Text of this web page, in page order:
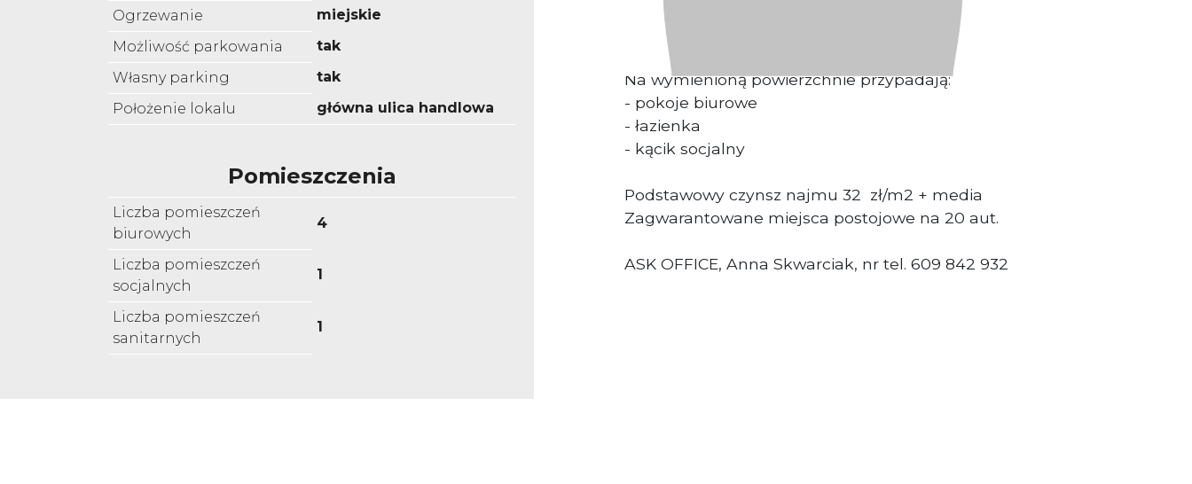
Ogrzewanie
miejskie
Możliwość parkowania
tak
Własny parking
tak
Położenie lokalu
główna ulica handlowa
Pomieszczenia
Liczba pomieszczeń
biurowych
4
Liczba pomieszczeń
socjalnych
1
Liczba pomieszczeń
sanitarnych
1
Obiekt biurowy wolnostojący o powierzchni
350 m2 usytuowany w dzielnicy Krzyki
Na wymienioną powierzchnie przypadają:
- pokoje biurowe
- łazienka
- kącik socjalny
Podstawowy czynsz najmu 32 zł/m2 + media
Zagwarantowane miejsca postojowe na 20 aut.
ASK OFFICE, Anna Skwarciak, nr tel. 609 842 932